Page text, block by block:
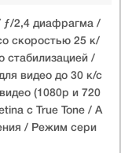
ƒ/2,4 диафрагма /
скоростью 25 к/
стабилизацией /
видео до 30 к/с
(1080p и 720
с True Tone / А
/ Режим сери